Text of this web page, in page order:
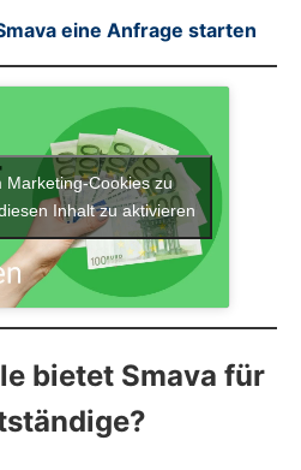
eine Anfrage starten
Marketing-Cookies zu
Inhalt zu aktivieren
bietet Smava für